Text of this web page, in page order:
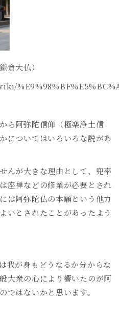
倉大仏）
ら阿弥陀信仰（極楽浄土信
についてはいろいろな説があ
んが大きな理由として、兜率
座禅などの修業が必要とされ
は阿弥陀仏の本願という他力
いとされたことがあったよう
我が身もどうなるか分からな
大衆の心により響いたのが阿
ではないかと思います。